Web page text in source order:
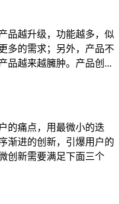
品越升级，功能越多，似
多的需求；另外，产品不
品越来越臃肿。产品创...
的痛点，用最微小的迭
渐进的创新，引爆用户的
创新需要满足下面三个